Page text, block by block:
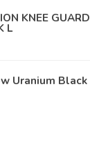
KNEE GUARD
L
Uranium Black